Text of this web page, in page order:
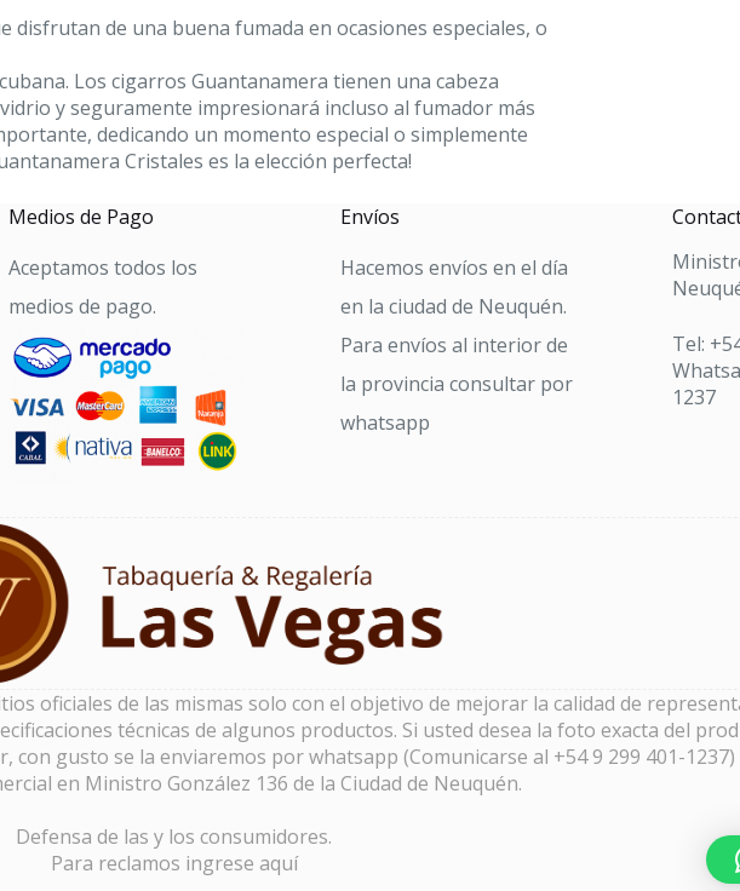
de una buena fumada en ocasiones especiales, o
Los cigarros Guantanamera tienen una cabeza
y seguramente impresionará incluso al fumador más
dedicando un momento especial o simplemente
Cristales es la elección perfecta!
Medios de Pago
Aceptamos todos los
medios de pago.
Envíos
Hacemos envíos en el día
en la ciudad de Neuquén.
Para envíos al interior de
la provincia consultar por
whatsapp
Tel:
1237
oficiales de las mismas solo con el objetivo de mejorar la calidad de
técnicas de algunos productos. Si usted desea la foto exacta del
gusto se la enviaremos por whatsapp (Comunicarse al +54 9 299 401-1237)
en Ministro González 136 de la Ciudad de Neuquén.
Defensa de las y los consumidores.
Para reclamos ingrese aquí